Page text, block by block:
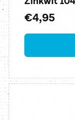
Normale
prijs
€4,95